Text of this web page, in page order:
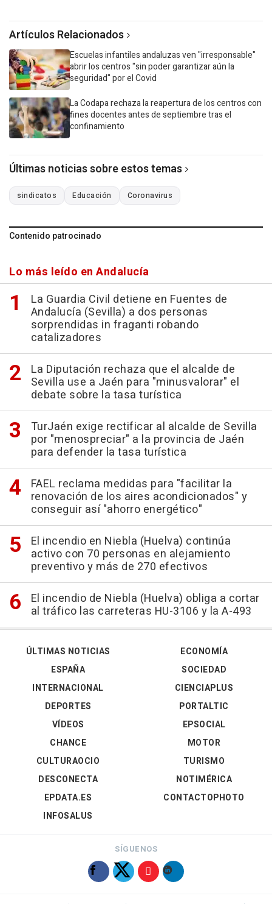
Artículos Relacionados
Escuelas infantiles andaluzas ven "irresponsable"
abrir los centros "sin poder garantizar aún la
seguridad" por el Covid
La Codapa rechaza la reapertura de los centros con
fines docentes antes de septiembre tras el
confinamiento
Últimas noticias sobre estos temas
sindicatos Educación Coronavirus
Contenido patrocinado
Lo más leído en Andalucía
La Guardia Civil detiene en Fuentes de
Andalucía (Sevilla) a dos personas
sorprendidas in fraganti robando
catalizadores
La Diputación rechaza que el alcalde de
Sevilla use a Jaén para "minusvalorar" el
debate sobre la tasa turística
TurJaén exige rectificar al alcalde de Sevilla
por "menospreciar" a la provincia de Jaén
para defender la tasa turística
FAEL reclama medidas para "facilitar la
renovación de los aires acondicionados" y
conseguir así "ahorro energético"
El incendio en Niebla (Huelva) continúa
activo con 70 personas en alejamiento
preventivo y más de 270 efectivos
El incendio de Niebla (Huelva) obliga a cortar
al tráfico las carreteras HU-3106 y la A-493
ÚLTIMAS NOTICIAS
ESPAÑA
INTERNACIONAL
DEPORTES
VÍDEOS
ECONOMÍA
SOCIEDAD
CIENCIAPLUS
PORTALTIC
EPSOCIAL
CHANCE
CULTURAOCIO
DESCONECTA
EPDATA.ES
INFOSALUS
MOTOR
TURISMO
NOTIMÉRICA
CONTACTOPHOTO
SÍGUENOS